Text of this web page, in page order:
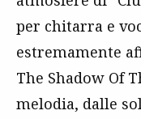
per chitarra e
estremamente
The Shadow Of
melodia, dalle